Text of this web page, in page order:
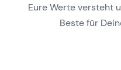
Eure Werte versteht
Beste für